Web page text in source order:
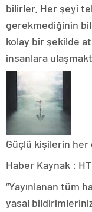
bilirler. Her şeyi
gerekmediğinin
kolay bir şekilde
insanlara
Güçlü kişilerin
Haber Kaynak :
“Yayınlanan tüm
yasal